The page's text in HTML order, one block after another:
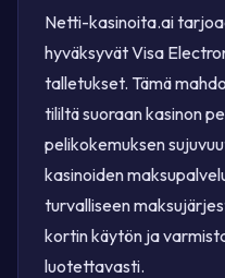
Netti-kasinoita.ai
hyväksyvät Visa
talletukset. Tämä
tililtä suoraan kasinon
pelikokemuksen
kasinoiden
turvalliseen
kortin käytön ja
luotettavasti.